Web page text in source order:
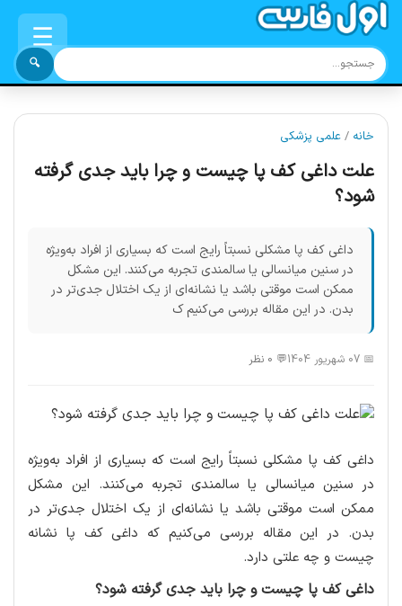
☰
🔍
خانه / علمی پزشکی
علت داغی کف پا چیست و چرا باید جدی گرفته
شود؟
داغی کف پا مشکلی نسبتاً رایج است که بسیاری از افراد به‌ویژه
در سنین میانسالی یا سالمندی تجربه می‌کنند. این مشکل
ممکن است موقتی باشد یا نشانه‌ای از یک اختلال جدی‌تر در
بدن. در این مقاله بررسی می‌کنیم ک
📅 07 شهریور 1404 💬 0 نظر
داغی کف پا مشکلی نسبتاً رایج است که بسیاری از افراد به‌ویژه
در سنین میانسالی یا سالمندی تجربه می‌کنند. این مشکل
ممکن است موقتی باشد یا نشانه‌ای از یک اختلال جدی‌تر در
بدن. در این مقاله بررسی می‌کنیم که داغی کف پا نشانه
چیست و چه علتی دارد.
داغی کف پا چیست و چرا باید جدی گرفته شود؟